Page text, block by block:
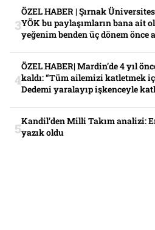
ÖZEL HABER | Şırnak
YÖK bu paylaşımların bana ait
yeğenim benden üç dönem önce
ÖZEL HABER| Mardin’de 4 yıl
kaldı: “Tüm ailemizi katletmek
Dedemi yaralayıp işkenceyle
Kandil’den Milli Takım analizi:
yazık oldu